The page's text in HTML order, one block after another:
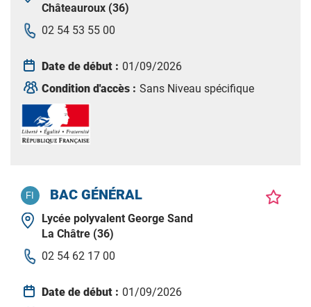
Châteauroux (36)
02 54 53 55 00
Date de début : 01/09/2026
Condition d'accès : Sans Niveau spécifique
BAC GÉNÉRAL
Lycée polyvalent George Sand
La Châtre (36)
02 54 62 17 00
Date de début : 01/09/2026